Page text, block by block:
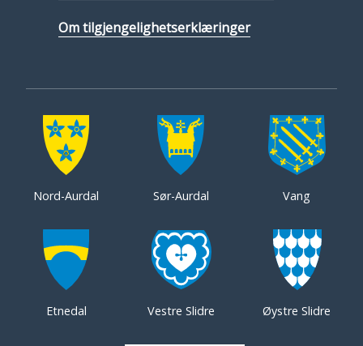
Om tilgjengelighetserklæringer
Nord-Aurdal Sør-Aurdal Vang
Etnedal Vestre Slidre Øystre Slidre